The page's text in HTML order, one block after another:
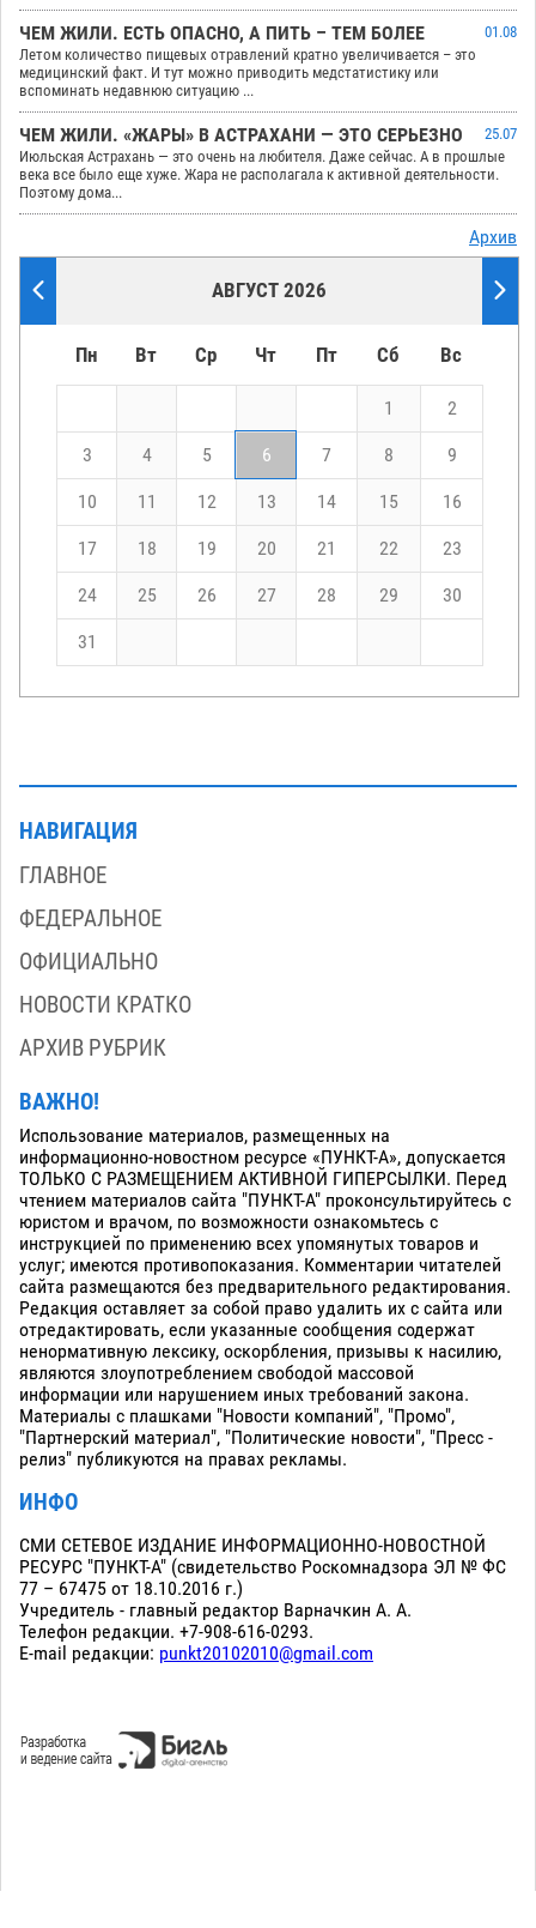
ЧЕМ ЖИЛИ. ЕСТЬ ОПАСНО, А ПИТЬ – ТЕМ БОЛЕЕ
01.08
Летом количество пищевых отравлений кратно увеличивается – это
медицинский факт. И тут можно приводить медстатистику или
вспоминать недавнюю ситуацию ...
ЧЕМ ЖИЛИ. «ЖАРЫ» В АСТРАХАНИ — ЭТО СЕРЬЕЗНО
25.07
Июльская Астрахань — это очень на любителя. Даже сейчас. А в прошлые
века все было еще хуже. Жара не располагала к активной деятельности.
Поэтому дома...
Архив
АВГУСТ 2026
Пн Вт Ср Чт Пт Сб Вс
1 2
3 4 5 6 7 8 9
10 11 12 13 14 15 16
17 18 19 20 21 22 23
24 25 26 27 28 29 30
31
НАВИГАЦИЯ
ГЛАВНОЕ
ФЕДЕРАЛЬНОЕ
ОФИЦИАЛЬНО
НОВОСТИ КРАТКО
АРХИВ РУБРИК
ВАЖНО!
Использование материалов, размещенных на
информационно-новостном ресурсе «ПУНКТ-А», допускается
ТОЛЬКО С РАЗМЕЩЕНИЕМ АКТИВНОЙ ГИПЕРСЫЛКИ. Перед
чтением материалов сайта "ПУНКТ-А" проконсультируйтесь с
юристом и врачом, по возможности ознакомьтесь с
инструкцией по применению всех упомянутых товаров и
услуг; имеются противопоказания. Комментарии читателей
сайта размещаются без предварительного редактирования.
Редакция оставляет за собой право удалить их с сайта или
отредактировать, если указанные сообщения содержат
ненормативную лексику, оскорбления, призывы к насилию,
являются злоупотреблением свободой массовой
информации или нарушением иных требований закона.
Материалы с плашками "Новости компаний", "Промо",
"Партнерский материал", "Политические новости", "Пресс -
релиз" публикуются на правах рекламы.
ИНФО
СМИ СЕТЕВОЕ ИЗДАНИЕ ИНФОРМАЦИОННО-НОВОСТНОЙ
РЕСУРС "ПУНКТ-А" (свидетельство Роскомнадзора ЭЛ № ФС
77 – 67475 от 18.10.2016 г.)
Учредитель - главный редактор Варначкин А. А.
Телефон редакции. +7-908-616-0293.
E-mail редакции: punkt20102010@gmail.com